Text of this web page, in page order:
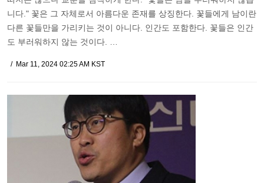
니다." 꽃은 그 자체로서 아름다운 존재를 상징한다. 꽃들에게 남이란
다른 꽃들만을 가리키는 것이 아니다. 인간도 포함한다. 꽃들은 인간
도 부러워하지 않는 것이다. …
Mar 11, 2024 02:25 AM KST